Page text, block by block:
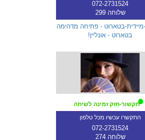
072-2731524
שלוחה 299
בטארוט - פתיחה מדהימה
בטארוט - אונליין!
תקשור-חזק זמינה לשיחה
התקשרו עכשיו מכל טלפון
072-2731524
שלוחה 274